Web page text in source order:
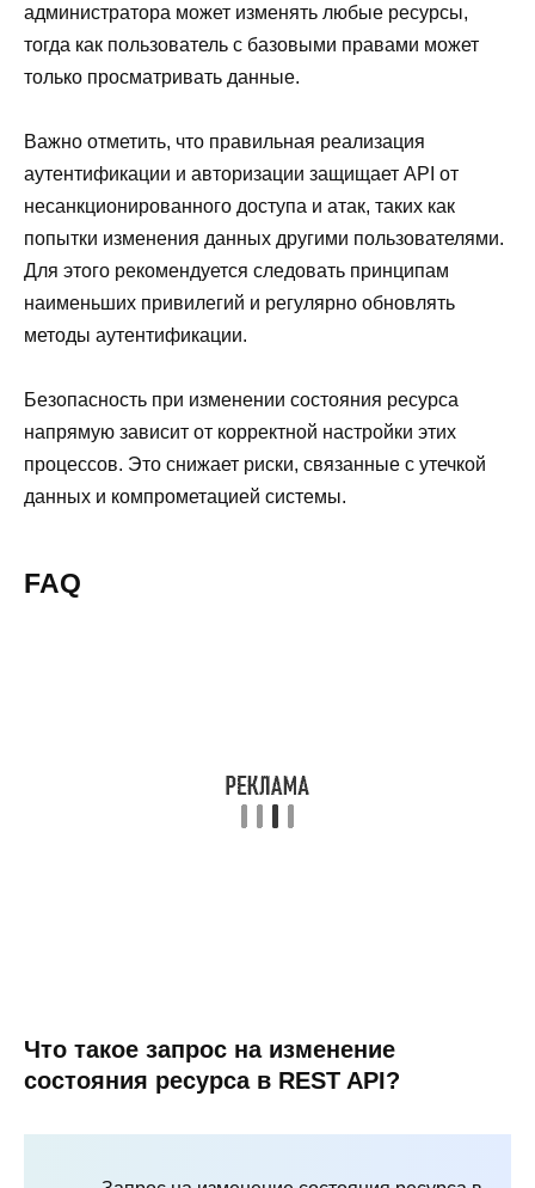
администратора может изменять любые ресурсы,
тогда как пользователь с базовыми правами может
только просматривать данные.
Важно отметить, что правильная реализация
аутентификации и авторизации защищает API от
несанкционированного доступа и атак, таких как
попытки изменения данных другими пользователями.
Для этого рекомендуется следовать принципам
наименьших привилегий и регулярно обновлять
методы аутентификации.
Безопасность при изменении состояния ресурса
напрямую зависит от корректной настройки этих
процессов. Это снижает риски, связанные с утечкой
данных и компрометацией системы.
FAQ
Что такое запрос на изменение
состояния ресурса в REST API?